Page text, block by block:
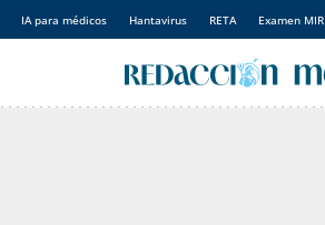
IA para médicos Hantavirus RETA Examen MIR